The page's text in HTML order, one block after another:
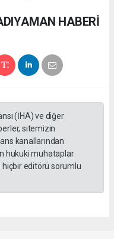
HABERİ
(İHA) ve diğer
sitemizin
kanallarından
hukuki muhataplar
editörü sorumlu